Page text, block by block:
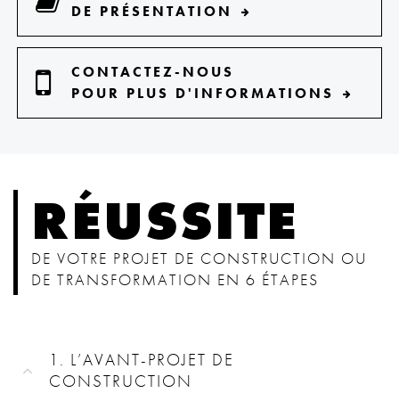
DE PRÉSENTATION
CONTACTEZ-NOUS
POUR PLUS D'INFORMATIONS
RÉUSSITE
DE VOTRE PROJET DE CONSTRUCTION OU
DE TRANSFORMATION EN 6 ÉTAPES
1. L’AVANT-PROJET DE
CONSTRUCTION